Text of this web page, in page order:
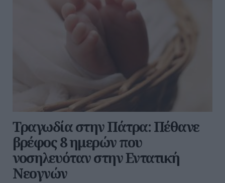
Τραγωδία στην Πάτρα: Πέθανε
βρέφος 8 ημερών που
νοσηλευόταν στην Εντατική
Νεογνών